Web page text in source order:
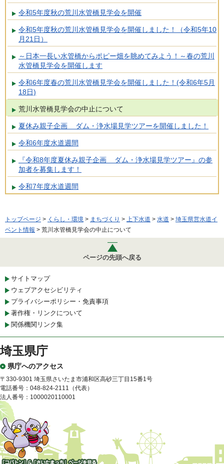
令和5年度秋の荒川水管橋見学会を開催
令和5年度秋の荒川水管橋見学会を開催しました！（令和5年10
月21日）
～日本一長い水管橋からポピー畑を眺めてみよう！～春の荒川
水管橋見学会を開催します
令和6年度春の荒川水管橋見学会を開催しました！(令和6年5月
18日)
荒川水管橋見学会の中止について
夏休み親子企画 ダム・浄水場見学ツアーを開催しました！
令和6年度水道週間
『令和8年度夏休み親子企画 ダム・浄水場見学ツアー』の参
加者を募集します！
令和7年度水道週間
トップページ > くらし・環境 > まちづくり > 上下水道 > 水道 > 埼玉県営水道イ
ベント情報 > 荒川水管橋見学会の中止について
ページの先頭へ戻る
サイトマップ
ウェブアクセシビリティ
プライバシーポリシー・免責事項
著作権・リンクについて
関係機関リンク集
埼玉県庁
県庁へのアクセス
〒330-9301 埼玉県さいたま市浦和区高砂三丁目15番1号
電話番号：048-824-2111（代表）
法人番号：1000020110001